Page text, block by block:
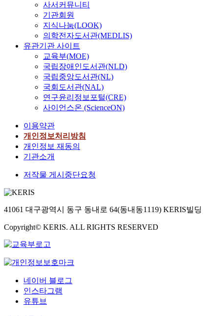
사서커뮤니티
기관회원
지식나눔(LOOK)
의학전자도서관(MEDLIS)
유관기관 사이트
교육부(MOE)
국립장애인도서관(NLD)
국립중앙도서관(NL)
국회도서관(NAL)
연구윤리정보포털(CRE)
사이언스온 (ScienceON)
이용약관
개인정보처리방침
개인정보 재동의
기관소개
저작물 게시중단요청
41061 대구광역시 동구 동내로 64(동내동1119) KERIS빌딩
Copyright© KERIS. ALL RIGHTS RESERVED
네이버 블로그
인스타그램
유튜브